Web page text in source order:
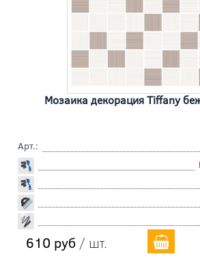
Мозаика декорация Tiffany
Арт.:
610 руб / шт.